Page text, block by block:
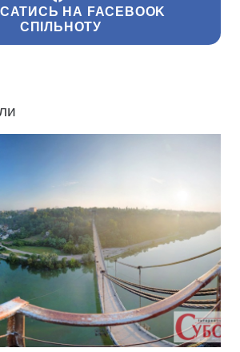
НА FACEBOOK
СПІЛЬНОТУ